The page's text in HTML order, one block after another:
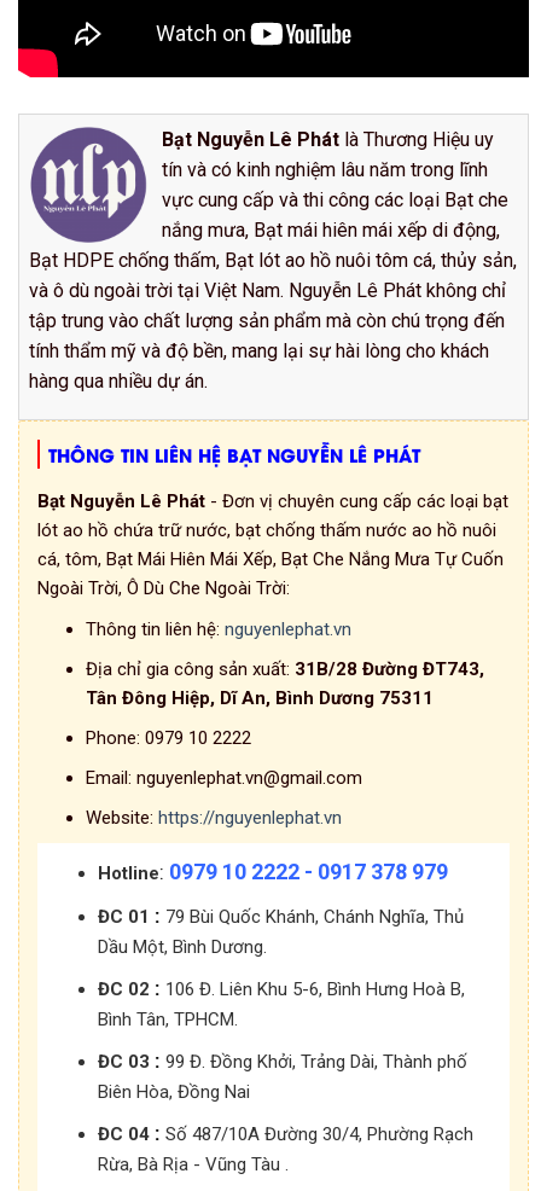
Bạt Nguyễn Lê Phát là Thương Hiệu uy
tín và có kinh nghiệm lâu năm trong lĩnh
vực cung cấp và thi công các loại Bạt che
nắng mưa, Bạt mái hiên mái xếp di động,
Bạt HDPE chống thấm, Bạt lót ao hồ nuôi tôm cá, thủy sản,
và ô dù ngoài trời tại Việt Nam. Nguyễn Lê Phát không chỉ
tập trung vào chất lượng sản phẩm mà còn chú trọng đến
tính thẩm mỹ và độ bền, mang lại sự hài lòng cho khách
hàng qua nhiều dự án.
THÔNG TIN LIÊN HỆ BẠT NGUYỄN LÊ PHÁT
Bạt Nguyễn Lê Phát - Đơn vị chuyên cung cấp các loại bạt
lót ao hồ chứa trữ nước, bạt chống thấm nước ao hồ nuôi
cá, tôm, Bạt Mái Hiên Mái Xếp, Bạt Che Nắng Mưa Tự Cuốn
Ngoài Trời, Ô Dù Che Ngoài Trời:
Thông tin liên hệ: nguyenlephat.vn
Địa chỉ gia công sản xuất: 31B/28 Đường ĐT743,
Tân Đông Hiệp, Dĩ An, Bình Dương 75311
Phone: 0979 10 2222
Email: nguyenlephat.vn@gmail.com
Website: https://nguyenlephat.vn
Hotline: 0979 10 2222 - 0917 378 979
ĐC 01 : 79 Bùi Quốc Khánh, Chánh Nghĩa, Thủ
Dầu Một, Bình Dương.
ĐC 02 : 106 Đ. Liên Khu 5-6, Bình Hưng Hoà B,
Bình Tân, TPHCM.
ĐC 03 : 99 Đ. Đồng Khởi, Trảng Dài, Thành phố
Biên Hòa, Đồng Nai
ĐC 04 : Số 487/10A Đường 30/4, Phường Rạch
Rừa, Bà Rịa - Vũng Tàu .